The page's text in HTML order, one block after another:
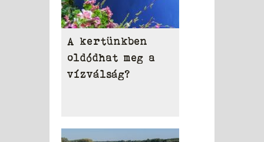
A kertünkben
oldódhat meg a
vízválság?